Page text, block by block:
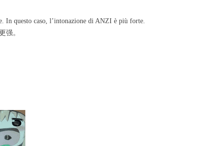
In questo caso, l’intonazione di ANZI è più forte.
强。